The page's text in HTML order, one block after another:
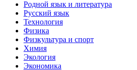
Родной язык и литература
Русский язык
Технология
Физика
Физкультура и спорт
Химия
Экология
Экономика